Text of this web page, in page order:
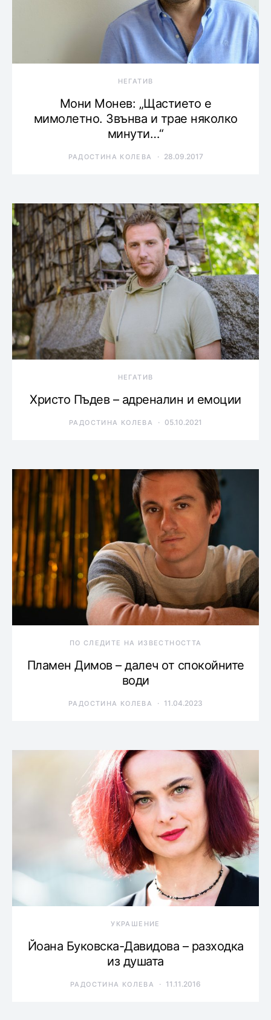
НЕГАТИВ
Мони Монев: „Щастието е
мимолетно. Звънва и трае няколко
минути…“
РАДОСТИНА КОЛЕВА 28.09.2017
НЕГАТИВ
Христо Пъдев – адреналин и емоции
РАДОСТИНА КОЛЕВА 05.10.2021
ПО СЛЕДИТЕ НА ИЗВЕСТНОСТТА
Пламен Димов – далеч от спокойните
води
РАДОСТИНА КОЛЕВА 11.04.2023
УКРАШЕНИЕ
Йоана Буковска-Давидова – разходка
из душата
РАДОСТИНА КОЛЕВА 11.11.2016